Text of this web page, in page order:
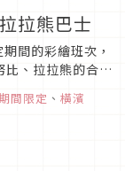
拉熊巴士
間的彩繪班次，
、拉拉熊的合
看吧！第1彈
間限定 、 橫濱